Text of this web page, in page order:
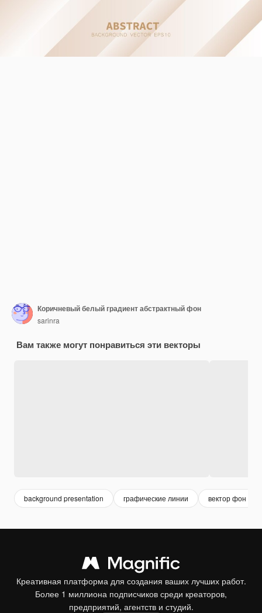
Коричневый белый градиент абстрактный фон
sarinra
Вам также могут понравиться эти векторы
background presentation графические линии вектор фон
Креативная платформа для создания ваших лучших работ.
Более 1 миллиона подписчиков среди креаторов,
предприятий, агентств и студий.